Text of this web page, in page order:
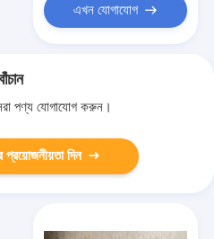
এখন যোগাযোগ
পণ্য যোগাযোগ করুন।
প্রয়োজনীয়তা দিন